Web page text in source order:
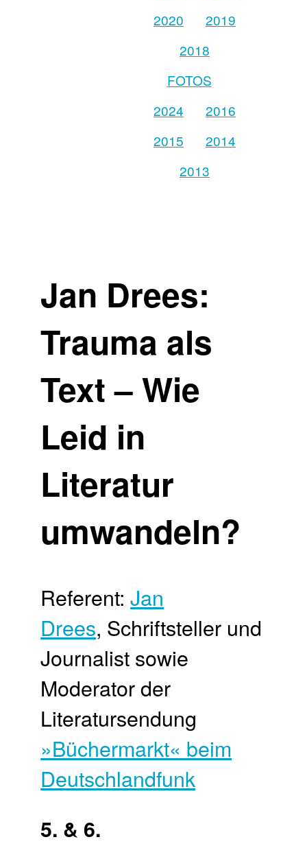
2020
2019
2018
FOTOS
2024
2016
2015
2014
2013
Jan Drees:
Trauma als
Text – Wie
Leid in
Literatur
umwandeln?
Referent:Jan
Drees, Schriftsteller und
Journalist sowie
Moderator der
Literatursendung
»Büchermarkt« beim
Deutschlandfunk
5. & 6.